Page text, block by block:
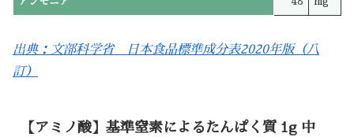
出典：文部科学省 日本食品標準成分表2020年版（八
訂）
【アミノ酸】基準窒素によるたんぱく質 1g 中